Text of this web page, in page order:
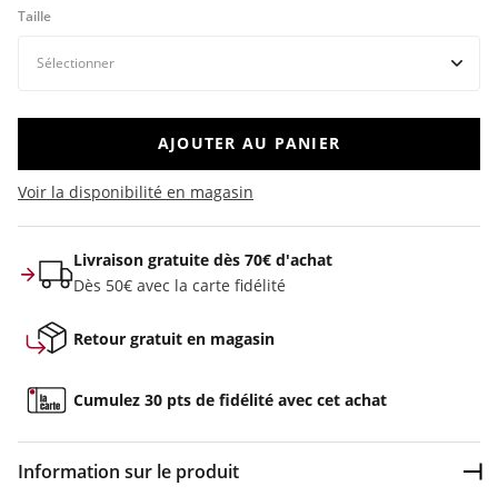
Taille
AJOUTER AU PANIER
Voir la disponibilité en magasin
Livraison gratuite dès 70€ d'achat
Dès 50€ avec la carte fidélité
Retour gratuit en magasin
Cumulez 30 pts de fidélité avec cet achat
Information sur le produit